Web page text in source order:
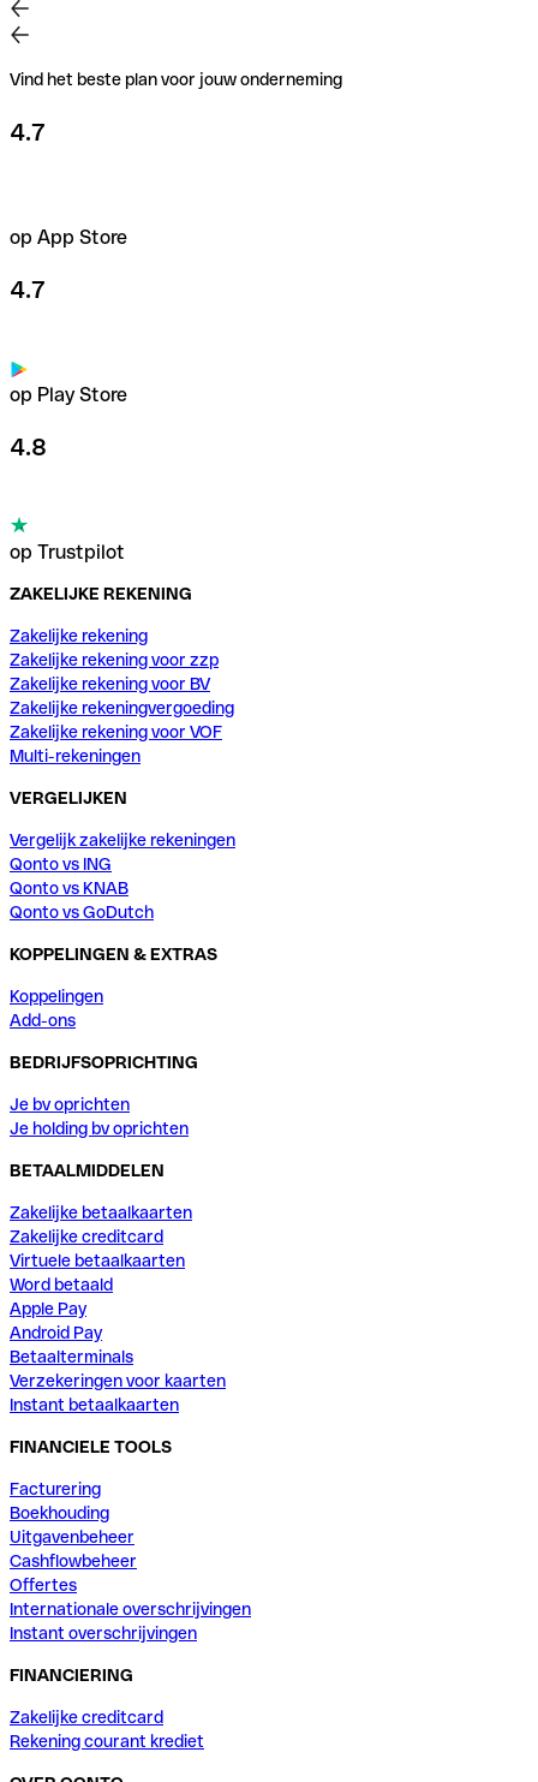
Vind het beste plan voor jouw onderneming
4.7
op App Store
4.7
op Play Store
4.8
op Trustpilot
ZAKELIJKE REKENING
Zakelijke rekening
Zakelijke rekening voor zzp
Zakelijke rekening voor BV
Zakelijke rekeningvergoeding
Zakelijke rekening voor VOF
Multi-rekeningen
VERGELIJKEN
Vergelijk zakelijke rekeningen
Qonto vs ING
Qonto vs KNAB
Qonto vs GoDutch
KOPPELINGEN & EXTRAS
Koppelingen
Add-ons
BEDRIJFSOPRICHTING
Je bv oprichten
Je holding bv oprichten
BETAALMIDDELEN
Zakelijke betaalkaarten
Zakelijke creditcard
Virtuele betaalkaarten
Word betaald
Apple Pay
Android Pay
Betaalterminals
Verzekeringen voor kaarten
Instant betaalkaarten
FINANCIELE TOOLS
Facturering
Boekhouding
Uitgavenbeheer
Cashflowbeheer
Offertes
Internationale overschrijvingen
Instant overschrijvingen
FINANCIERING
Zakelijke creditcard
Rekening courant krediet